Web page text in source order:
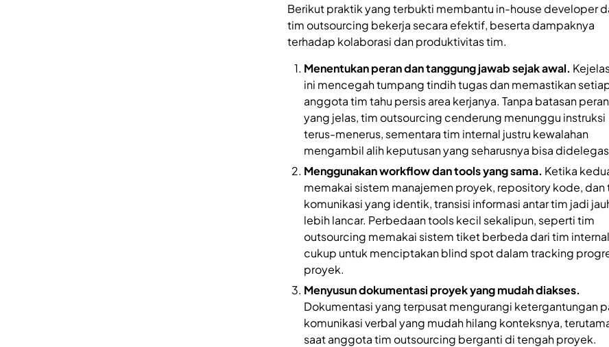
Berikut praktik yang terbukti membantu in-house developer
tim outsourcing bekerja secara efektif, beserta dampaknya
terhadap kolaborasi dan produktivitas tim.
Menentukan peran dan tanggung jawab sejak awal.
ini mencegah tumpang tindih tugas dan memastikan
anggota tim tahu persis area kerjanya. Tanpa batasan peran
yang jelas, tim outsourcing cenderung menunggu instruksi
terus-menerus, sementara tim internal justru kewalahan
mengambil alih keputusan yang seharusnya bisa
Menggunakan workflow dan tools yang sama. Ketika
memakai sistem manajemen proyek, repository kode, dan
komunikasi yang identik, transisi informasi antar tim jadi
lebih lancar. Perbedaan tools kecil sekalipun, seperti tim
outsourcing memakai sistem tiket berbeda dari tim
cukup untuk menciptakan blind spot dalam tracking
proyek.
Menyusun dokumentasi proyek yang mudah diakses.
Dokumentasi yang terpusat mengurangi ketergantungan
komunikasi verbal yang mudah hilang konteksnya,
saat anggota tim outsourcing berganti di tengah proyek.